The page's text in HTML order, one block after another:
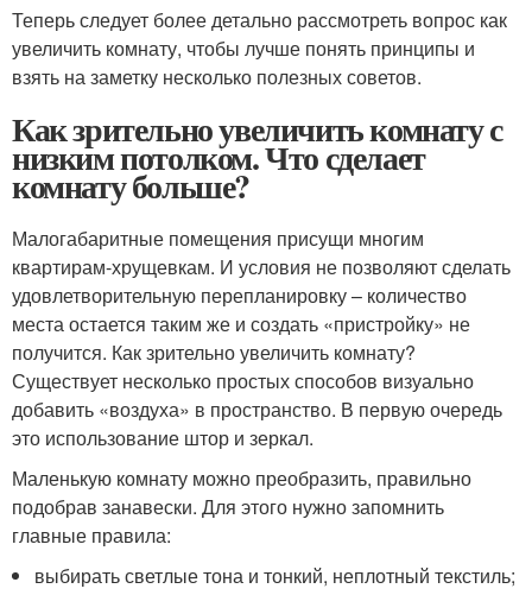
Теперь следует более детально рассмотреть вопрос как
увеличить комнату, чтобы лучше понять принципы и
взять на заметку несколько полезных советов.
Как зрительно увеличить комнату с
низким потолком. Что сделает
комнату больше?
Малогабаритные помещения присущи многим
квартирам-хрущевкам. И условия не позволяют сделать
удовлетворительную перепланировку – количество
места остается таким же и создать «пристройку» не
получится. Как зрительно увеличить комнату?
Существует несколько простых способов визуально
добавить «воздуха» в пространство. В первую очередь
это использование штор и зеркал.
Маленькую комнату можно преобразить, правильно
подобрав занавески. Для этого нужно запомнить
главные правила:
выбирать светлые тона и тонкий, неплотный текстиль;